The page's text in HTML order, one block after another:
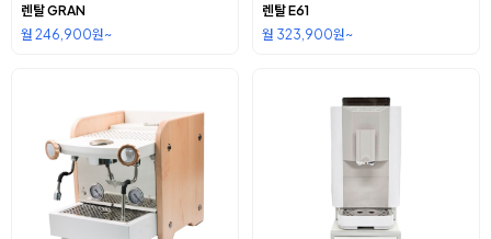
렌탈 GRAN
월 246,900원~
렌탈 E61
월 323,900원~